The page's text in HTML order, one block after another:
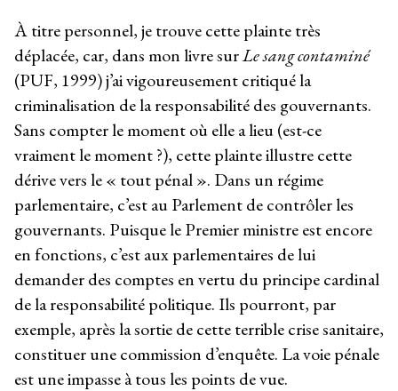
À titre personnel, je trouve cette plainte très
déplacée, car, dans mon livre surLe sang contaminé
(PUF, 1999) j’ai vigoureusement critiqué la
criminalisation de la responsabilité des gouvernants.
Sans compter le moment où elle a lieu (est-ce
vraiment le moment ?), cette plainte illustre cette
dérive vers le « tout pénal ». Dans un régime
parlementaire, c’est au Parlement de contrôler les
gouvernants. Puisque le Premier ministre est encore
en fonctions, c’est aux parlementaires de lui
demander des comptes en vertu du principe cardinal
de la responsabilité politique. Ils pourront, par
exemple, après la sortie de cette terrible crise sanitaire,
constituer une commission d’enquête. La voie pénale
est une impasse à tous les points de vue.